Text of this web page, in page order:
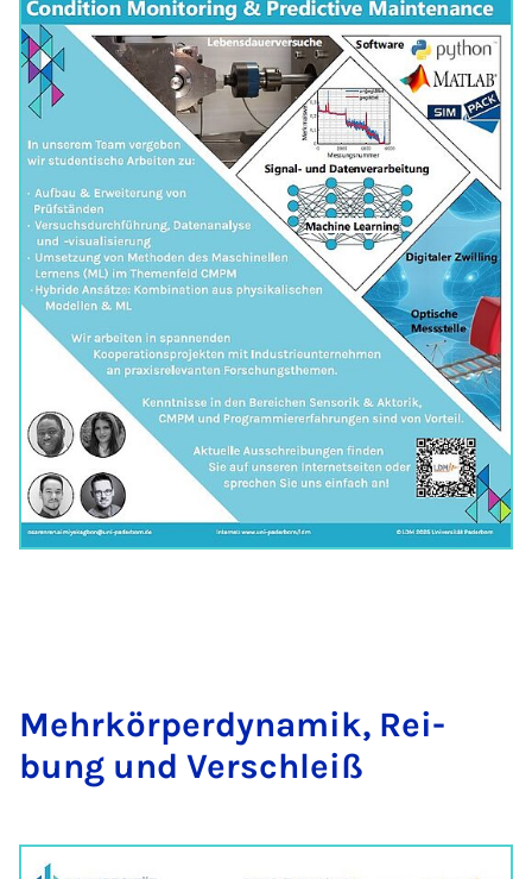
Mehr­kör­perdy­na­mik, Rei­
bung und Ver­schleiß